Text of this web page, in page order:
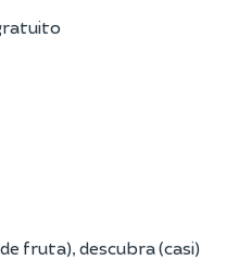
fruta), descubra (casi)